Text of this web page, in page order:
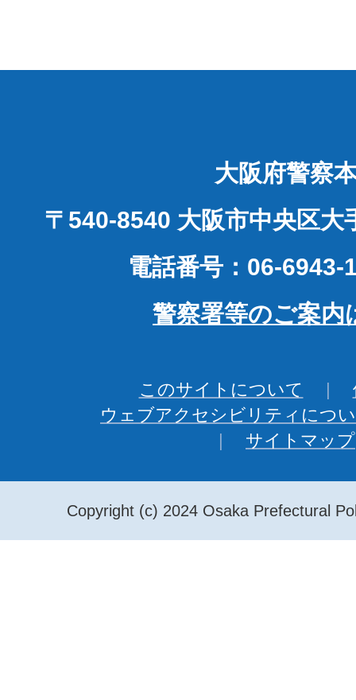
大阪府警察
〒540-8540 大阪市中央区大
電話番号：06-6943-
警察署等のご案内
このサイトについて
ウェブアクセシビリティにつ
サイトマップ
Copyright (c) 2024 Osaka Prefectural